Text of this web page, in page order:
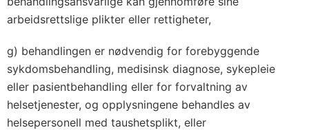
arbeidsrettslige plikter eller rettigheter,
g) behandlingen er nødvendig for forebyggende
sykdomsbehandling, medisinsk diagnose, sykepleie
eller pasientbehandling eller for forvaltning av
helsetjenester, og opplysningene behandles av
helsepersonell med taushetsplikt, eller